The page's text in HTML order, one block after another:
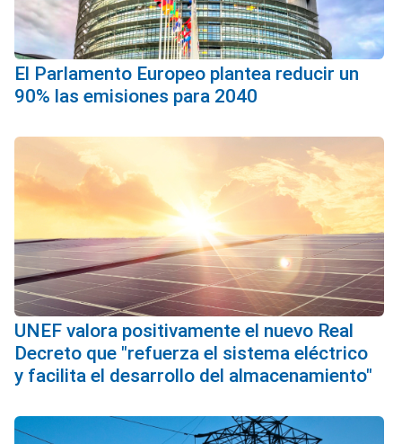
El Parlamento Europeo plantea reducir un
90% las emisiones para 2040
UNEF valora positivamente el nuevo Real
Decreto que "refuerza el sistema eléctrico
y facilita el desarrollo del almacenamiento"